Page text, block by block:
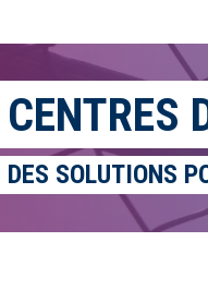
CENTRES
DES SOLUTIONS